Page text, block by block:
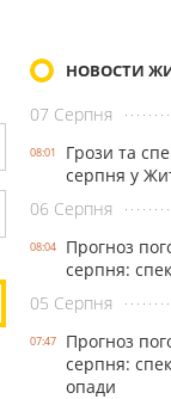
НОВОСТИ
07 Серпня
08:01
Грози та
серпня у
06 Серпня
08:04
Прогноз
серпня:
05 Серпня
07:47
Прогноз
серпня:
опади